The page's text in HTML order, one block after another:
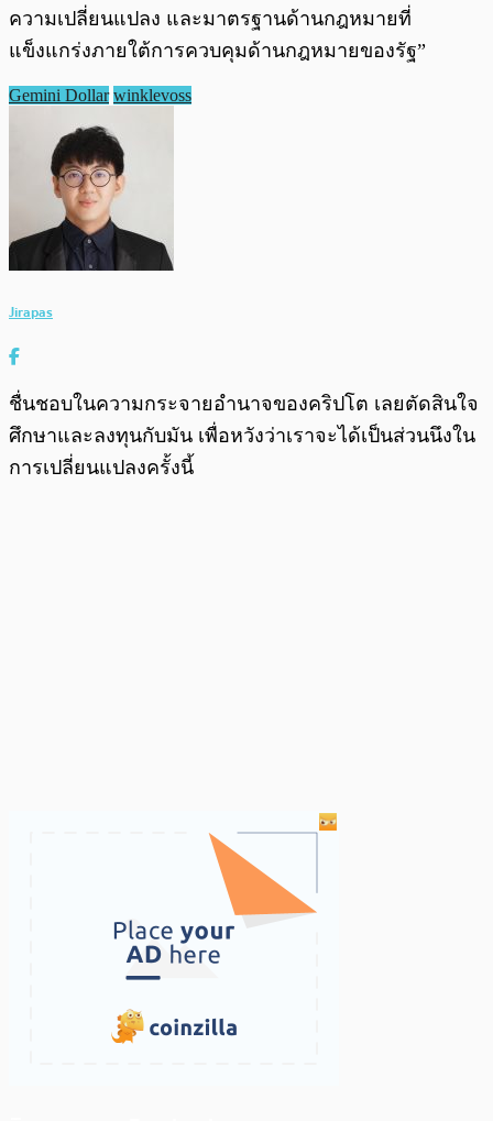
ความเปลี่ยนแปลง และมาตรฐานด้านกฎหมายที่
แข็งแกร่งภายใต้การควบคุมด้านกฎหมายของรัฐ”
Gemini Dollar winklevoss
Jirapas
ชื่นชอบในความกระจายอำนาจของคริปโต เลยตัดสินใจ
ศึกษาและลงทุนกับมัน เพื่อหวังว่าเราจะได้เป็นส่วนนึงใน
การเปลี่ยนแปลงครั้งนี้